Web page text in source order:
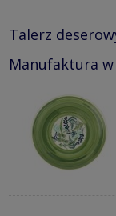
Talerz
Manufaktura w